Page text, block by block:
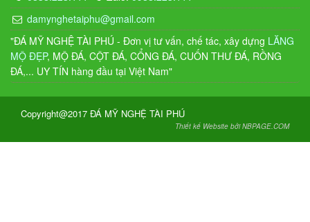
damynghetaiphu@gmail.com
"ĐÁ MỸ NGHỆ TÀI PHÚ - Đơn vị tư vấn, chế tác, xây dựng LĂNG
MỘ ĐẸP, MỘ ĐÁ, CỘT ĐÁ, CỔNG ĐÁ, CUỐN THƯ ĐÁ, RỒNG
ĐÁ,... UY TÍN hàng đầu tại Việt Nam"
Copyright@2017 ĐÁ MỸ NGHỆ TÀI PHÚ
Thiết kế Website bởi NBPAGE.COM